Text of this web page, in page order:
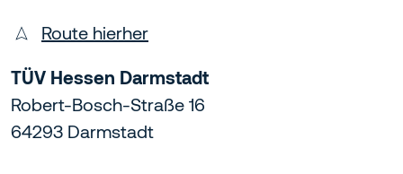
Route hierher
TÜV Hessen Darmstadt
Robert-Bosch-Straße 16
64293 Darmstadt